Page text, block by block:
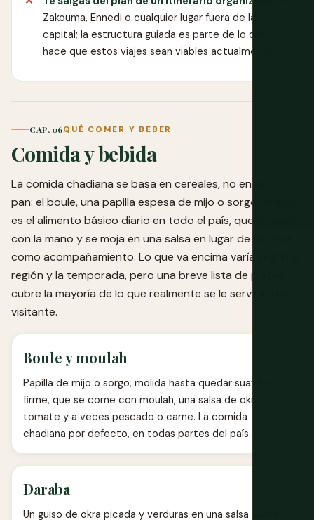
Zakouma, Ennedi o cualquier lugar fuera de la
capital; la estructura guiada es parte de lo que
hace que estos viajes sean viables actualmente.
CAP. 06QUÉ COMER Y BEBER
Comida y bebida
La comida chadiana se basa en cereales, no en arroz o
pan: el boule, una papilla espesa de mijo o sorgo molido,
es el alimento básico diario en todo el país, que se come
con la mano y se moja en una salsa en lugar de servirse
como acompañamiento. Lo que va encima varía según la
región y la temporada, pero una breve lista de platos
cubre la mayoría de lo que realmente se le servirá a un
visitante.
Boule y moulah
Papilla de mijo o sorgo, molida hasta quedar suave y
firme, que se come con moulah, una salsa de okra,
tomate y a veces pescado o carne. La comida
chadiana por defecto, en todas partes del país.
Daraba
Un guiso de okra picada y verduras en una salsa suave